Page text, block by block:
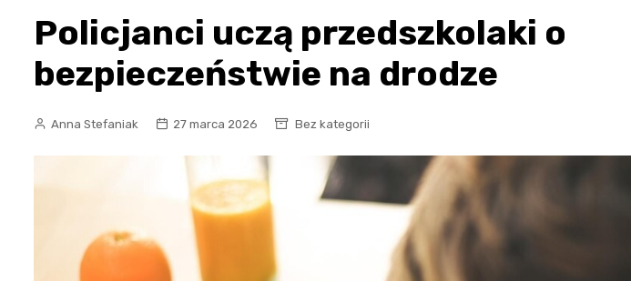
Policjanci uczą przedszkolaki o
bezpieczeństwie na drodze
Anna Stefaniak 27 marca 2026 Bez kategorii